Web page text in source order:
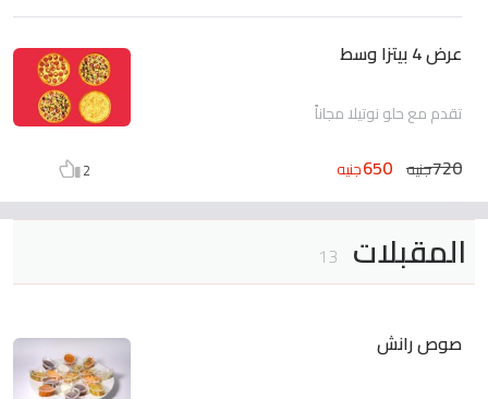
عرض 4 بيتزا وسط
تقدم مع حلو نوتيلا مجاناً
720جنيه 650جنيه 2
المقبلات 13
صوص رانش